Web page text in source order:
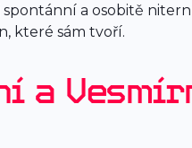
spontánní a osobitě
které sám tvoří.
a